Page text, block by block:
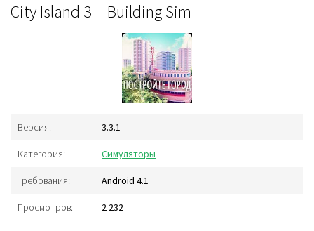
City Island 3 – Building Sim
Версия: 3.3.1
Категория: Симуляторы
Требования: Android 4.1
Просмотров: 2 232